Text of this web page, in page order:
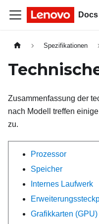
Docs
Spezifikationen
Zusammenfassung der
nach Modell treffen
zu.
Prozessor
Speicher
Internes Laufwerk
Grafikkarten (GPU)